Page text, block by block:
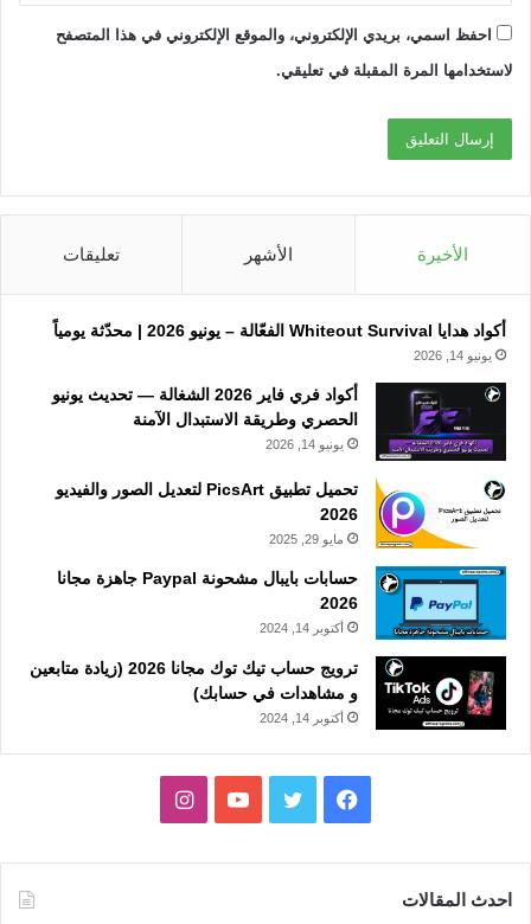
احفظ اسمي، بريدي الإلكتروني، والموقع الإلكتروني في هذا المتصفح
لاستخدامها المرة المقبلة في تعليقي.
الأخيرة الأشهر تعليقات
أكواد هدايا Whiteout Survival الفعّالة – يونيو 2026 | محدّثة يومياً
يونيو 14, 2026
أكواد فري فاير 2026 الشغالة — تحديث يونيو
الحصري وطريقة الاستبدال الآمنة
يونيو 14, 2026
تحميل تطبيق PicsArt لتعديل الصور والفيديو
2026
مايو 29, 2025
حسابات بايبال مشحونة Paypal جاهزة مجانا
2026
أكتوبر 14, 2024
ترويج حساب تيك توك مجانا 2026 (زيادة متابعين
و مشاهدات في حسابك)
أكتوبر 14, 2024
فيسبوك تويتر يوتيوبانستقرام
احدث المقالات